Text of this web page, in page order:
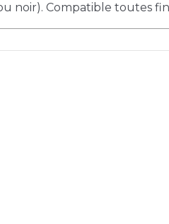
noir). Compatible toutes